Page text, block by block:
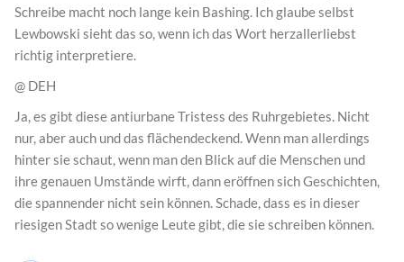
Schreibe macht noch lange kein Bashing. Ich glaube selbst
Lewbowski sieht das so, wenn ich das Wort herzallerliebst
richtig interpretiere.
@ DEH
Ja, es gibt diese antiurbane Tristess des Ruhrgebietes. Nicht
nur, aber auch und das flächendeckend. Wenn man allerdings
hinter sie schaut, wenn man den Blick auf die Menschen und
ihre genauen Umstände wirft, dann eröffnen sich Geschichten,
die spannender nicht sein können. Schade, dass es in dieser
riesigen Stadt so wenige Leute gibt, die sie schreiben können.